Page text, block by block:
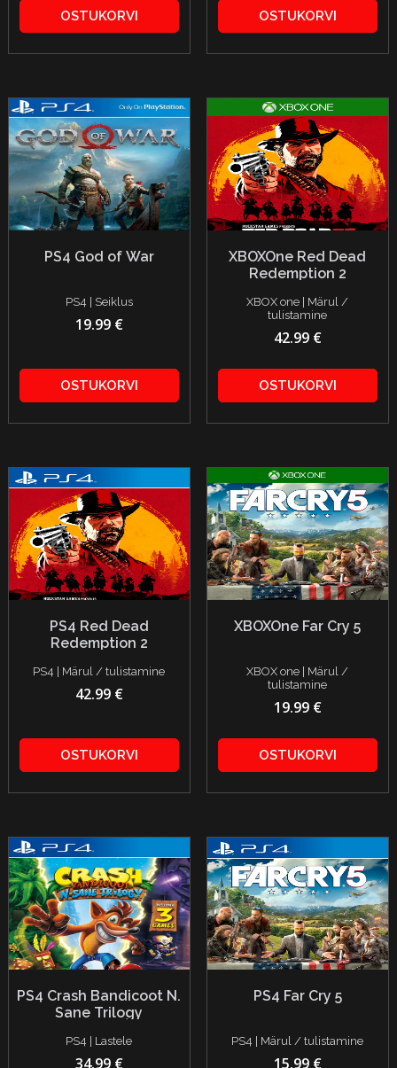
OSTUKORVI OSTUKORVI
PS4 God of War
PS4 | Seiklus
19.99 €
OSTUKORVI
XBOXOne Red Dead
Redemption 2
XBOX one | Märul /
tulistamine
42.99 €
OSTUKORVI
PS4 Red Dead
Redemption 2
PS4 | Märul / tulistamine
42.99 €
OSTUKORVI
XBOXOne Far Cry 5
XBOX one | Märul /
tulistamine
19.99 €
OSTUKORVI
PS4 Crash Bandicoot N.
Sane Trilogy
PS4 | Lastele
34.99 €
PS4 Far Cry 5
PS4 | Märul / tulistamine
15.99 €